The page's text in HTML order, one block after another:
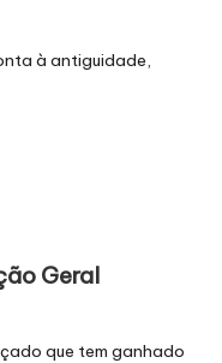
à antiguidade,
Geral
que tem ganhado